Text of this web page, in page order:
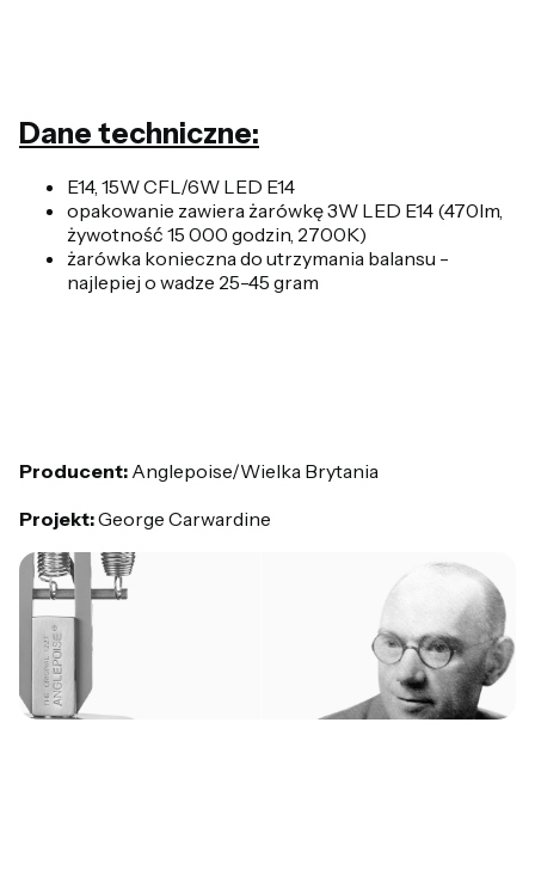
Dane techniczne:
E14, 15W CFL/6W LED E14
opakowanie zawiera żarówkę 3W LED E14 (470lm,
żywotność 15 000 godzin, 2700K)
żarówka konieczna do utrzymania balansu -
najlepiej o wadze 25-45 gram
Producent: Anglepoise/Wielka Brytania
Projekt:George Carwardine